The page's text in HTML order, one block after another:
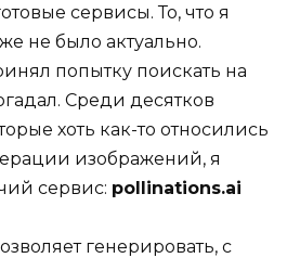
сервисы. То, что я
не было актуально.
попытку поискать на
Среди десятков
хоть как-то относились
изображений, я
сервис: pollinations.ai
генерировать, с